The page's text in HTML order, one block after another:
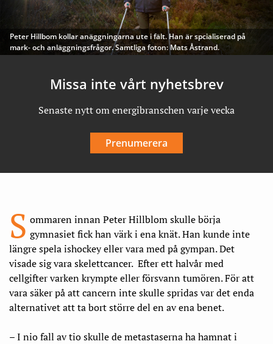
Peter Hillbom kollar anäggningarna ute i fält. Han är spcialiserad på
mark- och anläggningsfrågor. Samtliga foton: Mats Åstrand.
Missa inte vårt nyhetsbrev
Senaste nytt om energibranschen varje vecka
Prenumerera
S ommaren innan Peter Hillblom skulle börja
gymnasiet fick han värk i ena knät. Han kunde inte
längre spela ishockey eller vara med på gympan. Det
visade sig vara skelettcancer. Efter ett halvår med
cellgifter varken krympte eller försvann tumören. För att
vara säker på att cancern inte skulle spridas var det enda
alternativet att ta bort större del en av ena benet.
– I nio fall av tio skulle de metastaserna ha hamnat i